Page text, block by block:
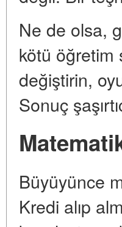
Ne de olsa,
kötü öğretim
değiştirin,
Sonuç
Büyüyünce
Kredi alıp